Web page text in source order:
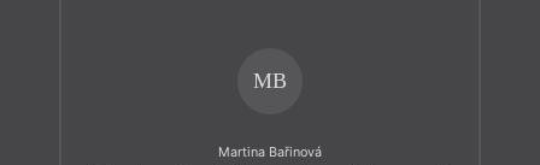
MB
Martina Bařinová